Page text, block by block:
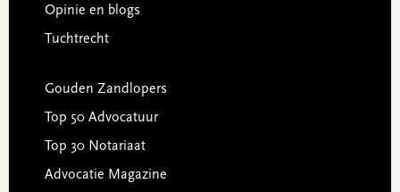
Opinie en blogs
Tuchtrecht
Gouden Zandlopers
Top 50 Advocatuur
Top 30 Notariaat
Advocatie Magazine